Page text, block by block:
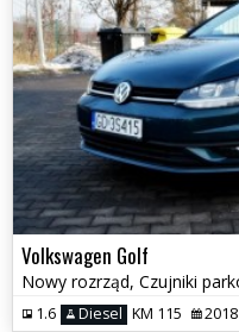
Volkswagen Golf
1.6 Diesel KM 115 2018